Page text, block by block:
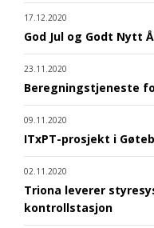
17.12.2020
God Jul og Godt Nytt
23.11.2020
Beregningstjeneste
09.11.2020
ITxPT-prosjekt i
02.11.2020
Triona leverer
kontrollstasjon